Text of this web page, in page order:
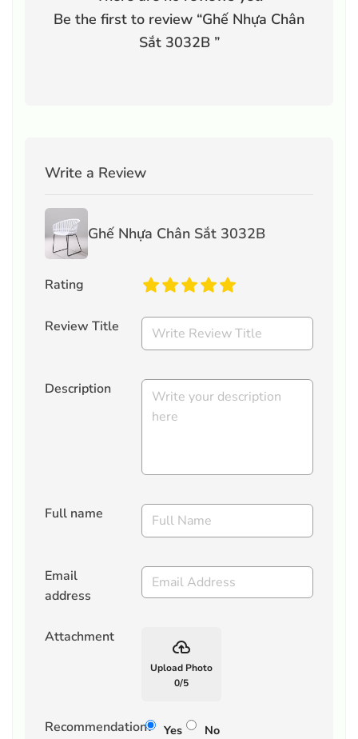
Be the first to review “Ghế Nhựa Chân
Sắt 3032B”
Write a Review
Ghế Nhựa Chân Sắt 3032B
Rating
Review Title
Description
Full name
Email
address
Attachment backup
Upload Photo
0/5
Recommendation? Yes No